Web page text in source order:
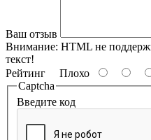
Ваш отзыв
Внимание: HTML не
текст!
Рейтинг Плохо
Captcha
Введите код